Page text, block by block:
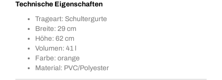
Technische Eigenschaften
Trageart: Schultergurte
Breite: 29 cm
Höhe: 62 cm
Volumen: 41 l
Farbe: orange
Material: PVC/Polyester